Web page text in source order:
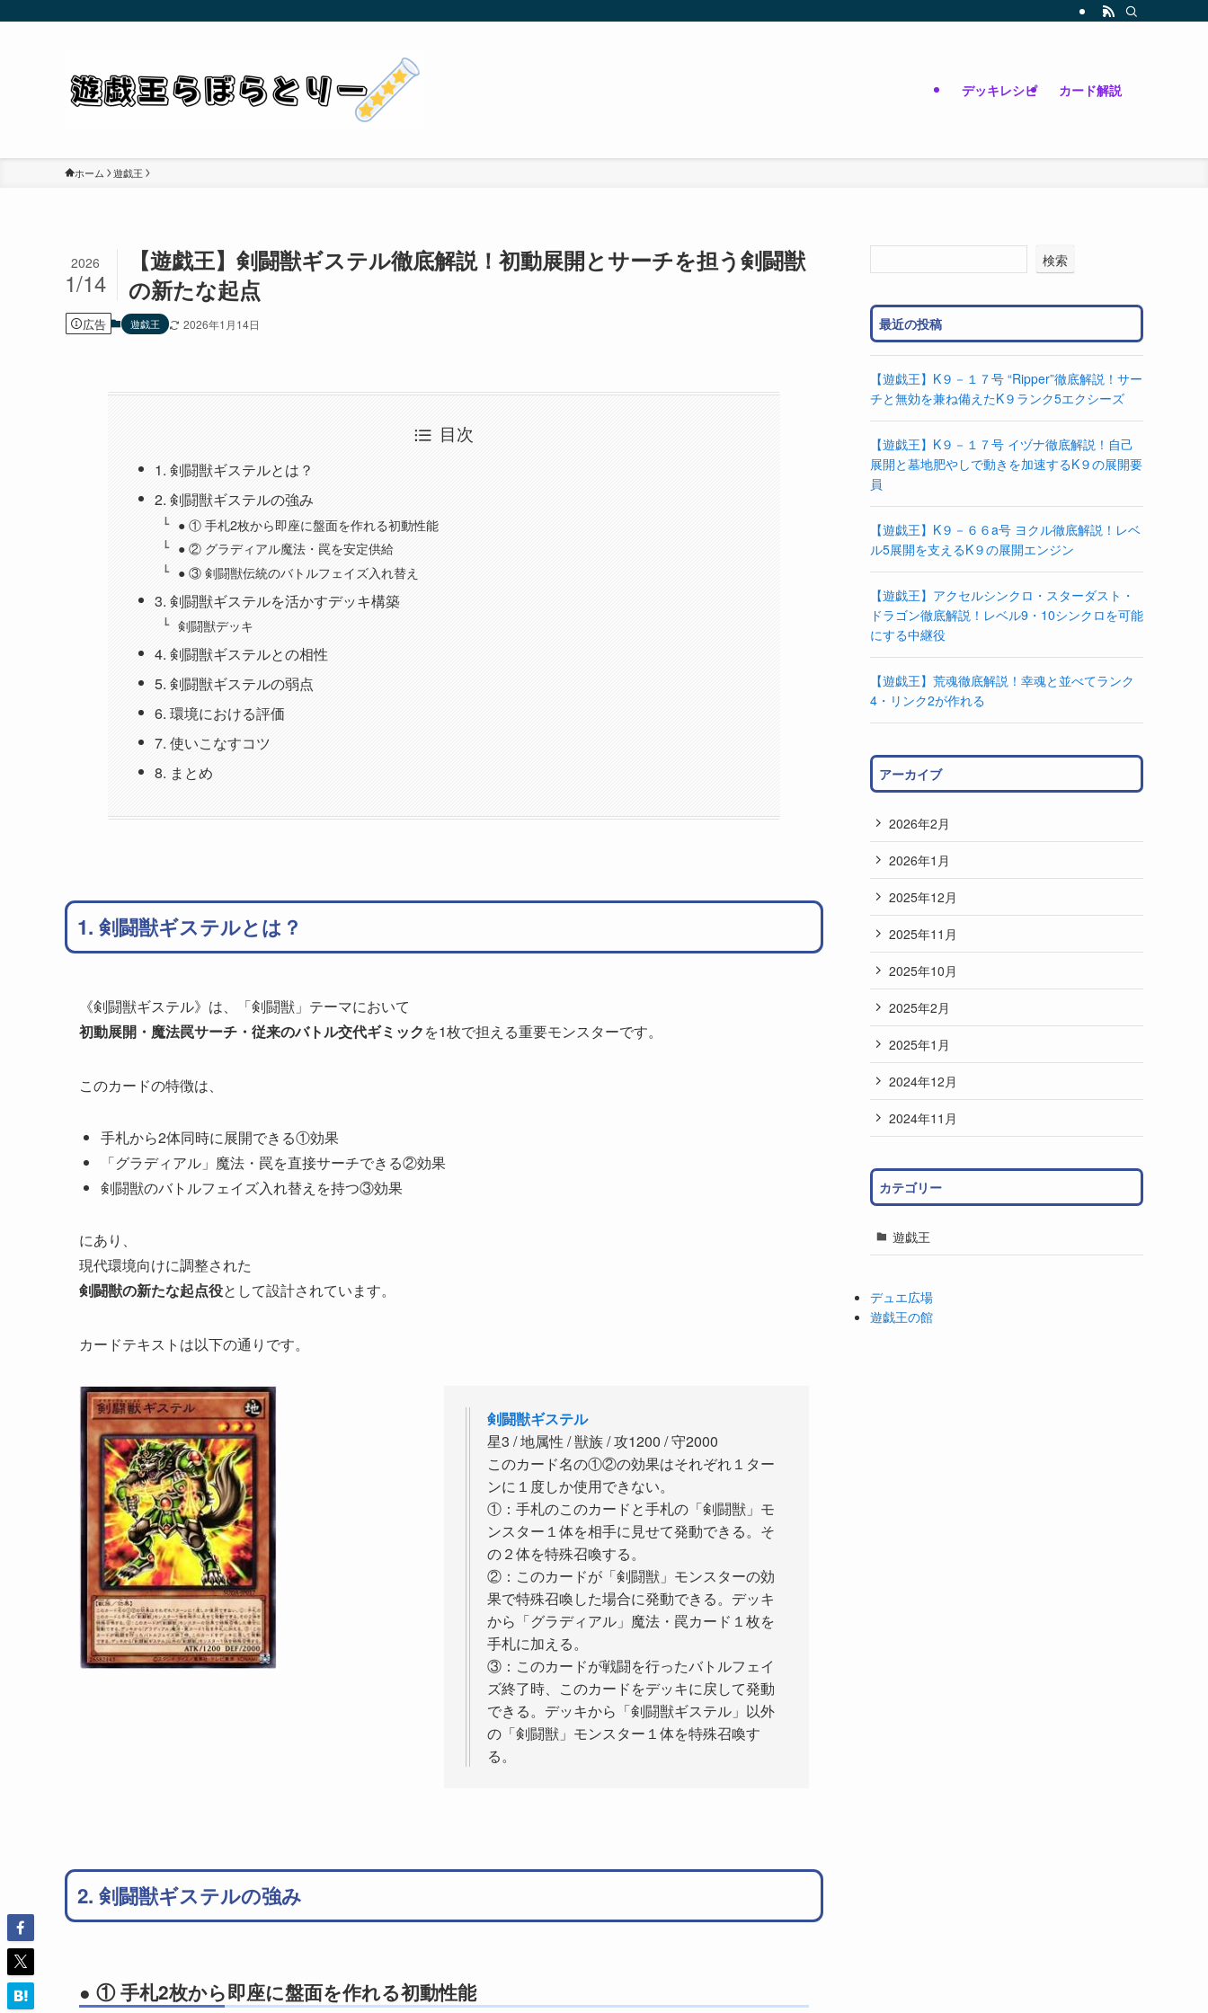
デッキレシピ カード解説
ホーム 遊戯王
【遊戯王】剣闘獣ギステル徹底解説！初動展開とサーチを担う剣闘獣
の新たな起点
2026
1/14
広告 遊戯王 2026年1月14日
目次
1. 剣闘獣ギステルとは？
2. 剣闘獣ギステルの強み
● ① 手札2枚から即座に盤面を作れる初動性能
● ② グラディアル魔法・罠を安定供給
● ③ 剣闘獣伝統のバトルフェイズ入れ替え
3. 剣闘獣ギステルを活かすデッキ構築
剣闘獣デッキ
4. 剣闘獣ギステルとの相性
5. 剣闘獣ギステルの弱点
6. 環境における評価
7. 使いこなすコツ
8. まとめ
1. 剣闘獣ギステルとは？
《剣闘獣ギステル》は、「剣闘獣」テーマにおいて
初動展開・魔法罠サーチ・従来のバトル交代ギミックを1枚で担える重要モンスターです。
このカードの特徴は、
手札から2体同時に展開できる①効果
「グラディアル」魔法・罠を直接サーチできる②効果
剣闘獣のバトルフェイズ入れ替えを持つ③効果
にあり、
現代環境向けに調整された
剣闘獣の新たな起点役として設計されています。
カードテキストは以下の通りです。
剣闘獣ギステル
星3 / 地属性 / 獣族 / 攻1200 / 守2000
このカード名の①②の効果はそれぞれ１ター
ンに１度しか使用できない。
①：手札のこのカードと手札の「剣闘獣」モ
ンスター１体を相手に見せて発動できる。そ
の２体を特殊召喚する。
②：このカードが「剣闘獣」モンスターの効
果で特殊召喚した場合に発動できる。デッキ
から「グラディアル」魔法・罠カード１枚を
手札に加える。
③：このカードが戦闘を行ったバトルフェイ
ズ終了時、このカードをデッキに戻して発動
できる。デッキから「剣闘獣ギステル」以外
の「剣闘獣」モンスター１体を特殊召喚す
る。
2. 剣闘獣ギステルの強み
● ① 手札2枚から即座に盤面を作れる初動性能
検索
最近の投稿
【遊戯王】K９－１７号 “Ripper”徹底解説！サー
チと無効を兼ね備えたK９ランク5エクシーズ
【遊戯王】K９－１７号 イヅナ徹底解説！自己
展開と墓地肥やしで動きを加速するK９の展開要
員
【遊戯王】K９－６６a号 ヨクル徹底解説！レベ
ル5展開を支えるK９の展開エンジン
【遊戯王】アクセルシンクロ・スターダスト・
ドラゴン徹底解説！レベル9・10シンクロを可能
にする中継役
【遊戯王】荒魂徹底解説！幸魂と並べてランク
4・リンク2が作れる
アーカイブ
2026年2月
2026年1月
2025年12月
2025年11月
2025年10月
2025年2月
2025年1月
2024年12月
2024年11月
カテゴリー
遊戯王
デュエ広場
遊戯王の館